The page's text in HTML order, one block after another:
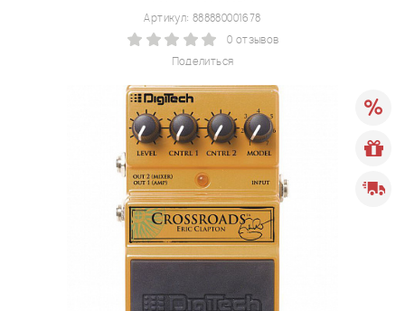
Поделиться
Артикул: 888880001678
0 отзывов